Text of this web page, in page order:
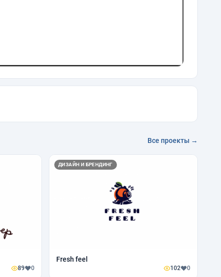
Все проекты →
89 0
ДИЗАЙН И БРЕНДИНГ
Fresh feel
102 0